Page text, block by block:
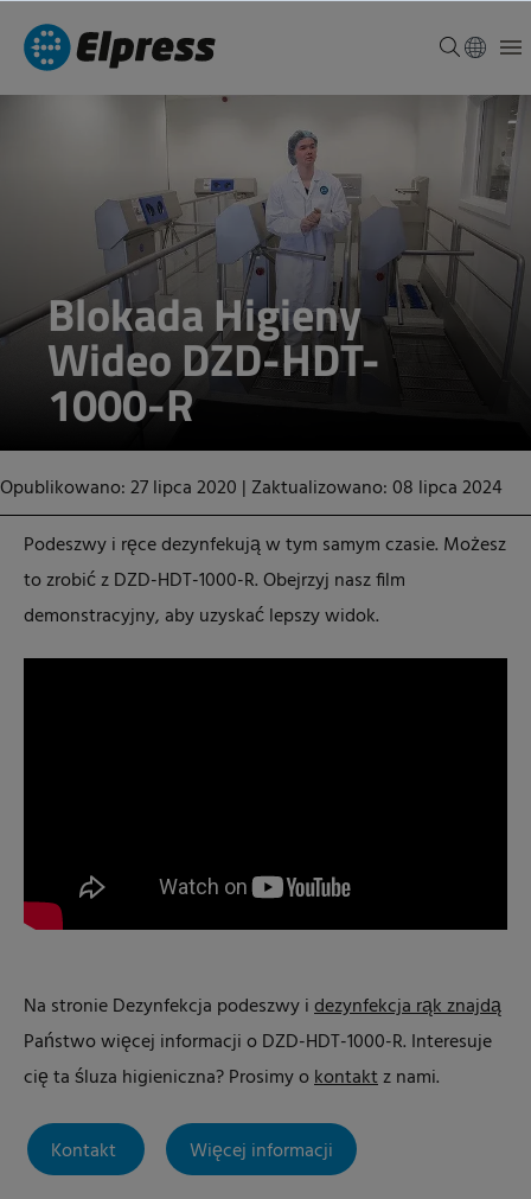
Blokada Higieny
Wideo DZD-HDT-
1000-R
Opublikowano: 27 lipca 2020 | Zaktualizowano: 08 lipca 2024
Podeszwy i ręce dezynfekują w tym samym czasie. Możesz
to zrobić z DZD-HDT-1000-R. Obejrzyj nasz film
demonstracyjny, aby uzyskać lepszy widok.
Na stronie Dezynfekcja podeszwy idezynfekcja rąk znajdą
Państwo więcej informacji o DZD-HDT-1000-R. Interesuje
cię ta śluza higieniczna? Prosimy okontaktz nami.
Kontakt Więcej informacji